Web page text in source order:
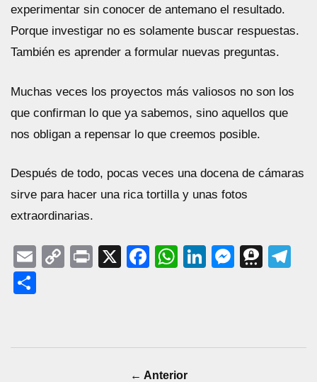
experimentar sin conocer de antemano el resultado.
Porque investigar no es solamente buscar respuestas.
También es aprender a formular nuevas preguntas.
Muchas veces los proyectos más valiosos no son los
que confirman lo que ya sabemos, sino aquellos que
nos obligan a repensar lo que creemos posible.
Después de todo, pocas veces una docena de cámaras
sirve para hacer una rica tortilla y unas fotos
extraordinarias.
EmailCopyPrint
X Facebook
WhatsApp
LinkedIn
← Anterior